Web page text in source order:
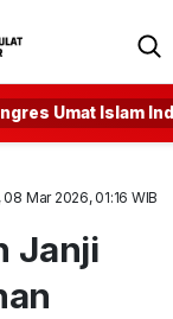
Umat Islam
08 Mar 2026, 01:16 WIB
Janji